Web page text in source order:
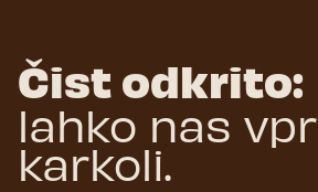
Čist odkrito:
lahko nas
karkoli.